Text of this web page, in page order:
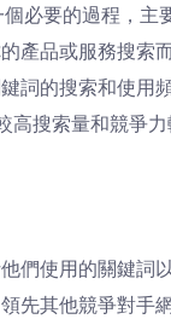
必要的過程，主
產品或服務搜索
詞的搜索和使用
搜索量和競爭
們使用的關鍵詞
先其他競爭對手網